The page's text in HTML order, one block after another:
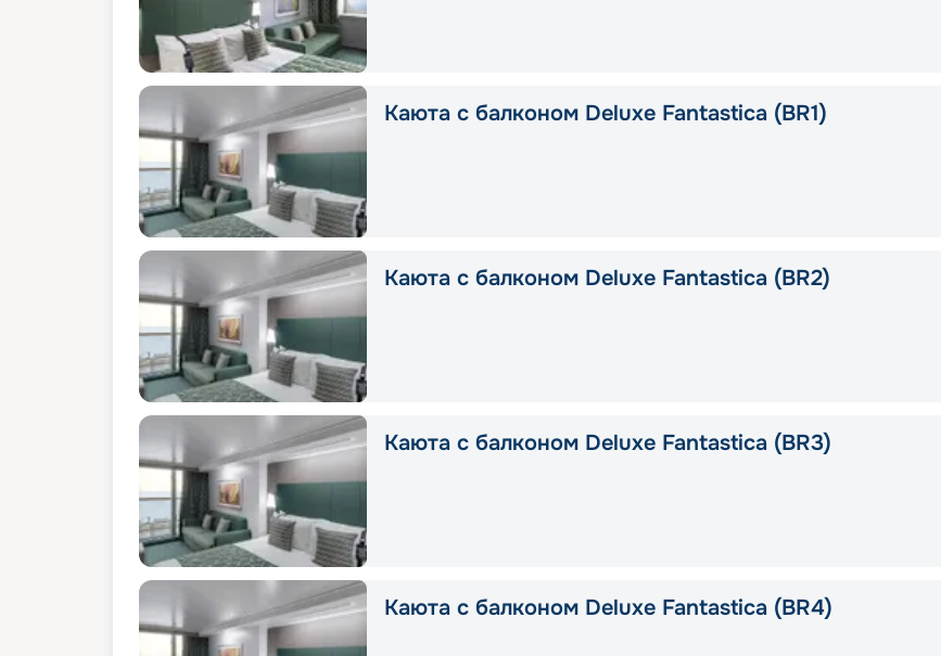
Каюта с балконом Deluxe Fantastica (BR1)
Каюта с балконом Deluxe Fantastica (BR2)
Каюта с балконом Deluxe Fantastica (BR3)
Каюта с балконом Deluxe Fantastica (BR4)